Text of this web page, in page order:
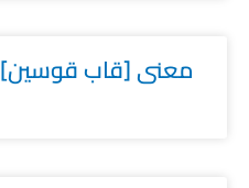
معنى [قاب قوسين]